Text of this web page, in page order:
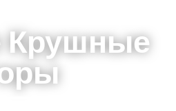
Крушные